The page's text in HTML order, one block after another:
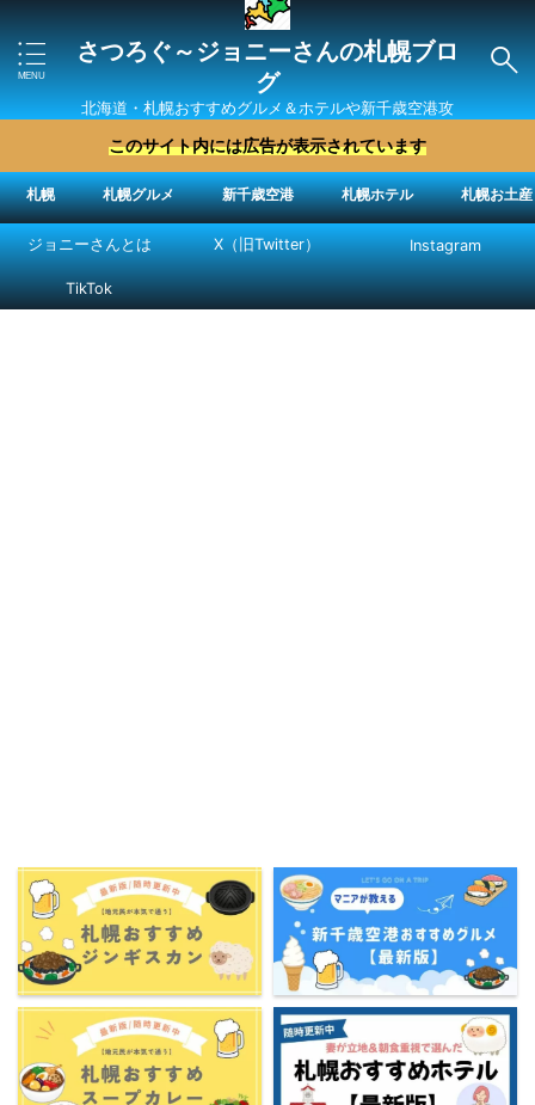
さつろぐ～ジョニーさんの札幌ブロ
グ
北海道・札幌おすすめグルメ＆ホテルや新千歳空港攻
略法を紹介 ″ジョニーさん“で検索
このサイト内には広告が表示されています
札幌 札幌グルメ 新千歳空港 札幌ホテル 札幌お土産
ジョニーさんとは X（旧Twitter） Instagram
TikTok